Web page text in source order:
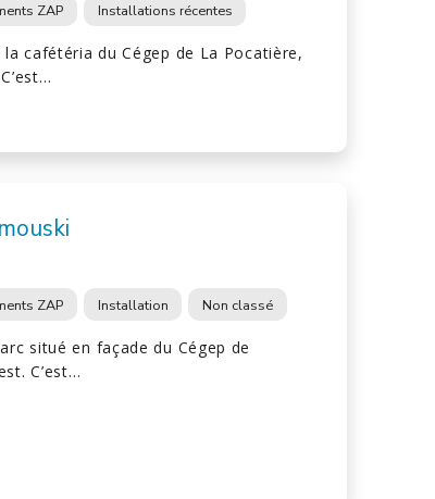
ZAP Installations récentes
cafétéria du Cégep de La Pocatière,
ZAP Installation Non classé
situé en façade du Cégep de
C’est…